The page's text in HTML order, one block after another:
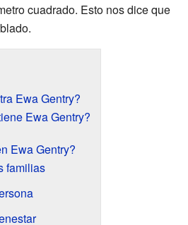
cuadrado. Esto nos dice que
Ewa Gentry?
Ewa Gentry?
Ewa Gentry?
familias